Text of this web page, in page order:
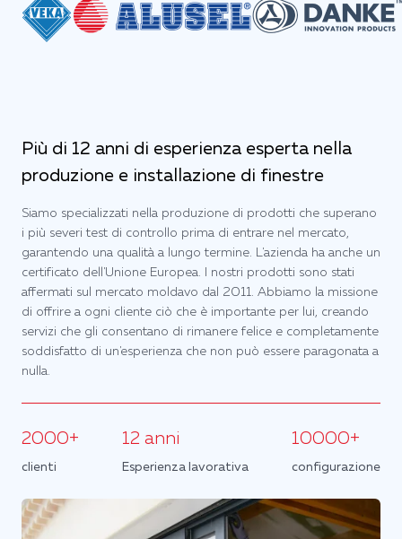
Più di 12 anni di esperienza esperta nella
produzione e installazione di finestre
Siamo specializzati nella produzione di prodotti che superano
i più severi test di controllo prima di entrare nel mercato,
garantendo una qualità a lungo termine. L'azienda ha anche un
certificato dell'Unione Europea. I nostri prodotti sono stati
affermati sul mercato moldavo dal 2011. Abbiamo la missione
di offrire a ogni cliente ciò che è importante per lui, creando
servizi che gli consentano di rimanere felice e completamente
soddisfatto di un'esperienza che non può essere paragonata a
nulla.
2000+
clienti
12 anni
Esperienza lavorativa
10000+
configurazione